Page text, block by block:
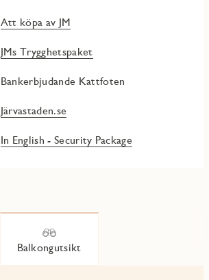
Att köpa av JM
JMs Trygghetspaket
Bankerbjudande Kattfoten
Järvastaden.se
In English - Security Package
Balkongutsikt